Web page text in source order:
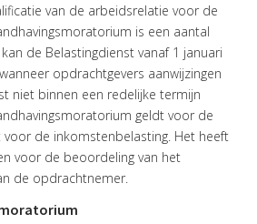
van de arbeidsrelatie voor de
is een aantal
de Belastingdienst vanaf 1 januari
opdrachtgevers aanwijzingen
niet binnen een redelijke termijn
geldt voor de
de inkomstenbelasting. Het heeft
voor de beoordeling van het
de opdrachtnemer.